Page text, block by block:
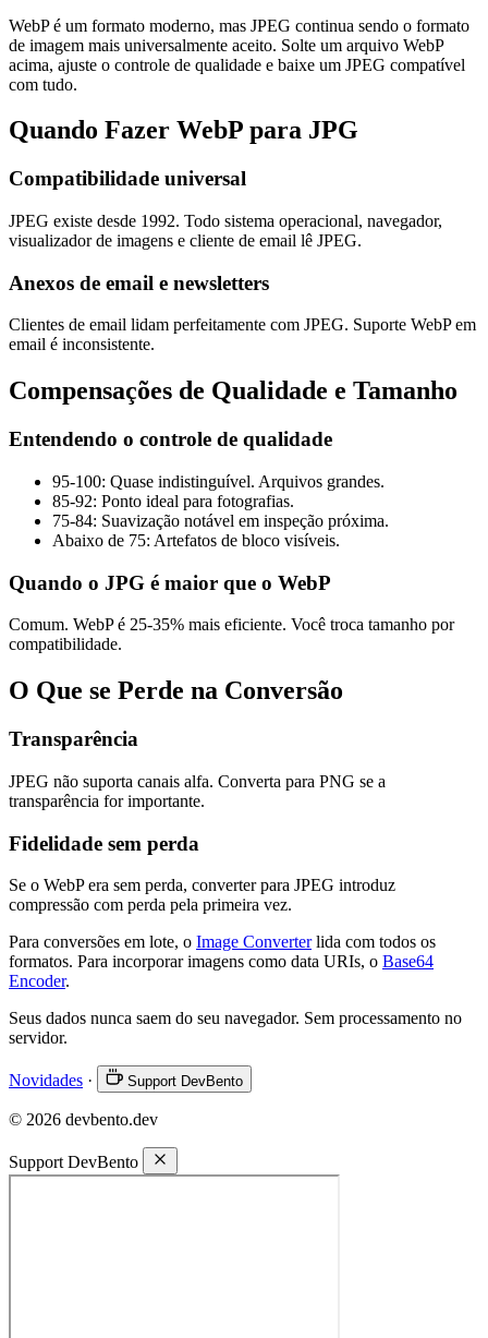
WebP é um formato moderno, mas JPEG continua sendo o formato
de imagem mais universalmente aceito. Solte um arquivo WebP
acima, ajuste o controle de qualidade e baixe um JPEG compatível
com tudo.
Quando Fazer WebP para JPG
Compatibilidade universal
JPEG existe desde 1992. Todo sistema operacional, navegador,
visualizador de imagens e cliente de email lê JPEG.
Anexos de email e newsletters
Clientes de email lidam perfeitamente com JPEG. Suporte WebP em
email é inconsistente.
Compensações de Qualidade e Tamanho
Entendendo o controle de qualidade
95-100: Quase indistinguível. Arquivos grandes.
85-92: Ponto ideal para fotografias.
75-84: Suavização notável em inspeção próxima.
Abaixo de 75: Artefatos de bloco visíveis.
Quando o JPG é maior que o WebP
Comum. WebP é 25-35% mais eficiente. Você troca tamanho por
compatibilidade.
O Que se Perde na Conversão
Transparência
JPEG não suporta canais alfa. Converta para PNG se a
transparência for importante.
Fidelidade sem perda
Se o WebP era sem perda, converter para JPEG introduz
compressão com perda pela primeira vez.
Para conversões em lote, o Image Converterlida com todos os
formatos. Para incorporar imagens como data URIs, o Base64
Encoder.
Seus dados nunca saem do seu navegador. Sem processamento no
servidor.
Novidades · Support DevBento
© 2026 devbento.dev
Support DevBento